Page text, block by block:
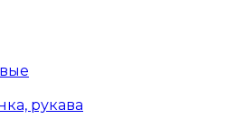
рукава